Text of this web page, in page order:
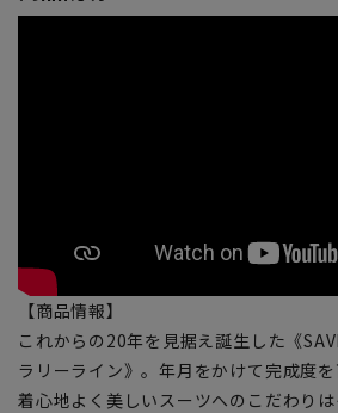
【商品情報】
これからの20年を見据え誕生した《
ラリーライン》。年月をかけて完成度を
着心地よく美しいスーツへのこだわり